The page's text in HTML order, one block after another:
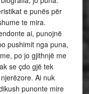
e punës për
te mira.
ai, punojnë
pushimit nga puna,
po jo gjithnjë me
se çdo gjë tek
Ai nuk
punonte mire